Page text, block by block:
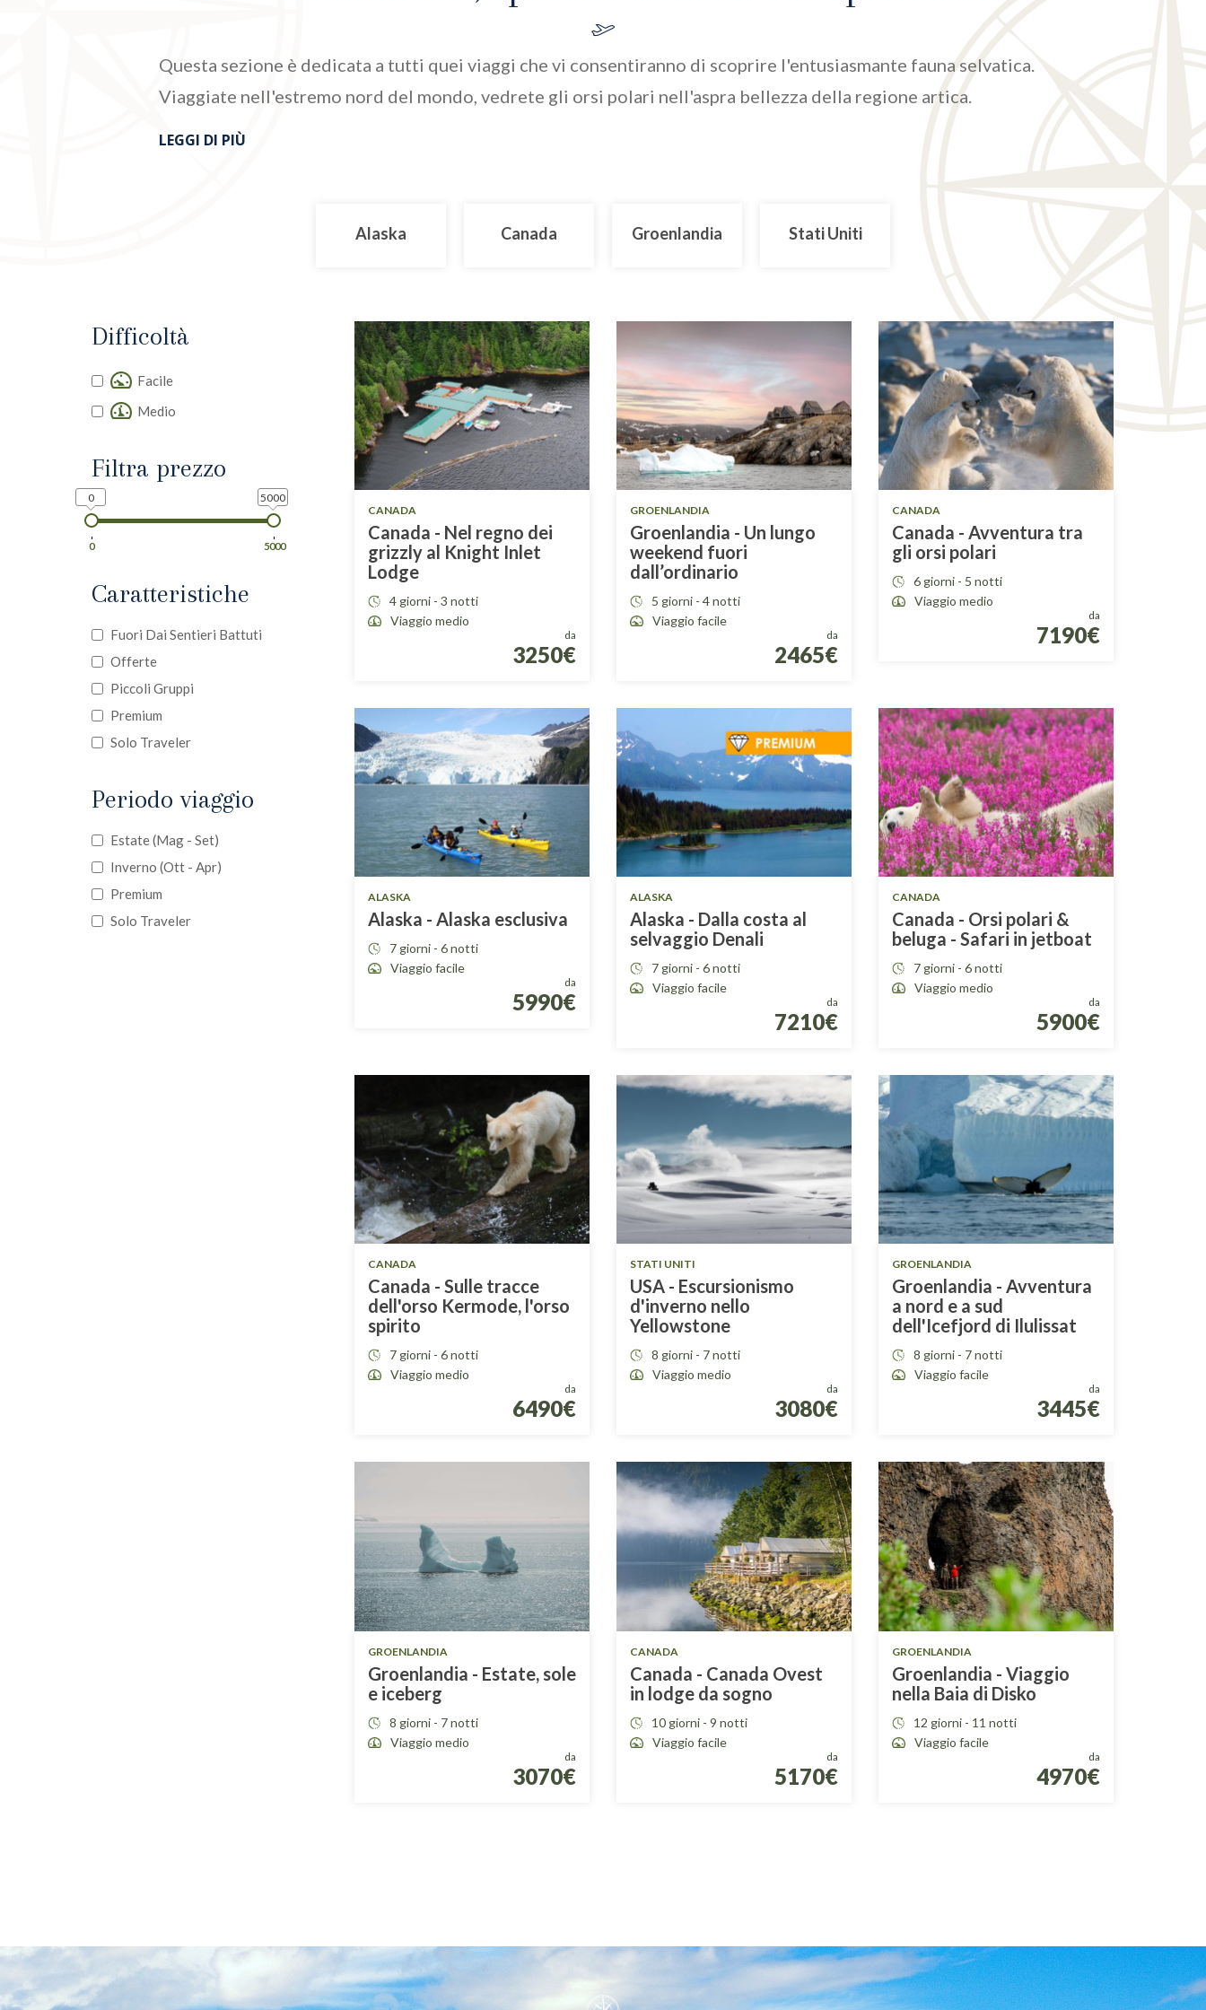
Questa sezione è dedicata a tutti quei viaggi che vi consentiranno di scoprire l'entusiasmante fauna selvatica.
Viaggiate nell'estremo nord del mondo, vedrete gli orsi polari nell'aspra bellezza della regione artica.
LEGGI DI PIÙ
Alaska Canada Groenlandia Stati Uniti
Difficoltà
Facile
Medio
Filtra prezzo
0 5000
0 5000
Caratteristiche
Fuori Dai Sentieri Battuti
Offerte
Piccoli Gruppi
Premium
Solo Traveler
Periodo viaggio
Estate (mag - Set)
Inverno (ott - Apr)
Premium
Solo Traveler
CANADA
Canada - Nel regno dei
grizzly al Knight Inlet
Lodge
4 giorni - 3 notti
Viaggio medio
da
3250€
GROENLANDIA
Groenlandia - Un lungo
weekend fuori
dall’ordinario
5 giorni - 4 notti
Viaggio facile
da
2465€
CANADA
Canada - Avventura tra
gli orsi polari
6 giorni - 5 notti
Viaggio medio
da
7190€
ALASKA
Alaska - Alaska esclusiva
7 giorni - 6 notti
Viaggio facile
da
5990€
ALASKA
Alaska - Dalla costa al
selvaggio Denali
7 giorni - 6 notti
Viaggio facile
da
7210€
CANADA
Canada - Orsi polari &
beluga - Safari in jetboat
7 giorni - 6 notti
Viaggio medio
da
5900€
CANADA
Canada - Sulle tracce
dell'orso Kermode, l'orso
spirito
7 giorni - 6 notti
Viaggio medio
da
6490€
STATI UNITI
USA - Escursionismo
d'inverno nello
Yellowstone
8 giorni - 7 notti
Viaggio medio
da
3080€
GROENLANDIA
Groenlandia - Avventura
a nord e a sud
dell'Icefjord di Ilulissat
8 giorni - 7 notti
Viaggio facile
da
3445€
GROENLANDIA
Groenlandia - Estate, sole
e iceberg
8 giorni - 7 notti
Viaggio medio
da
3070€
CANADA
Canada - Canada Ovest
in lodge da sogno
10 giorni - 9 notti
Viaggio facile
da
5170€
GROENLANDIA
Groenlandia - Viaggio
nella Baia di Disko
12 giorni - 11 notti
Viaggio facile
da
4970€